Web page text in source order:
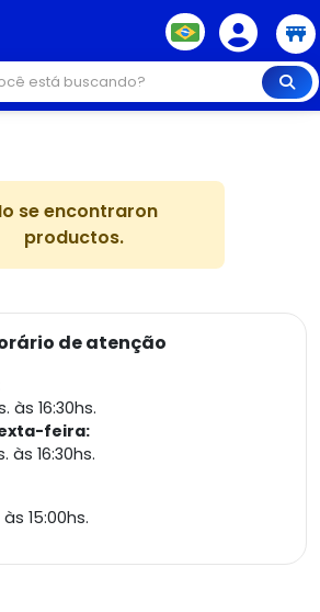
se encontraron
productos.
de atenção
às 16:30hs.
feira:
às 16:30hs.
15:00hs.